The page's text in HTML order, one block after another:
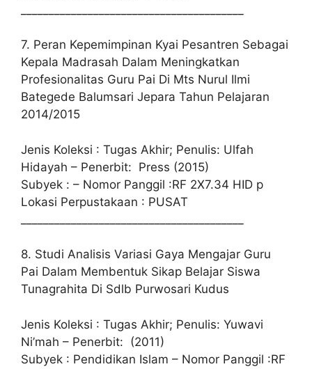
7. Peran Kepemimpinan Kyai Pesantren Sebagai
Kepala Madrasah Dalam Meningkatkan
Profesionalitas Guru Pai Di Mts Nurul Ilmi
Bategede Balumsari Jepara Tahun Pelajaran
2014/2015
Jenis Koleksi : Tugas Akhir; Penulis: Ulfah
Hidayah – Penerbit: Press (2015)
Subyek : – Nomor Panggil :RF 2X7.34 HID p
Lokasi Perpustakaan : PUSAT
8. Studi Analisis Variasi Gaya Mengajar Guru
Pai Dalam Membentuk Sikap Belajar Siswa
Tunagrahita Di Sdlb Purwosari Kudus
Jenis Koleksi : Tugas Akhir; Penulis: Yuwavi
Ni’mah – Penerbit: (2011)
Subyek : Pendidikan Islam – Nomor Panggil :RF